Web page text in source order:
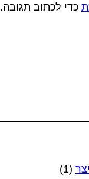
כדי לכתוב תגובה.
(1)